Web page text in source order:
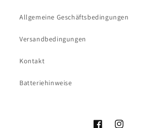
Allgemeine Geschäftsbedingungen
Versandbedingungen
Kontakt
Batteriehinweise